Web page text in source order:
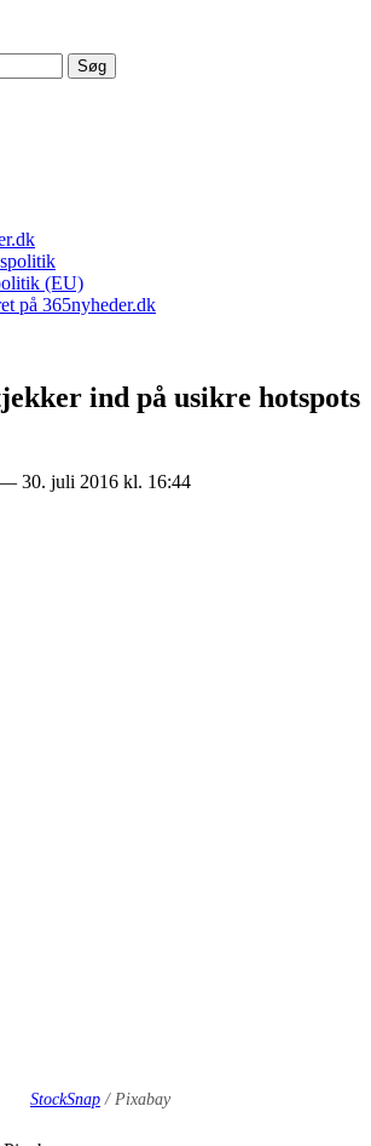
Søg
(EU)
på 365nyheder.dk
ind på usikre hotspots
30. juli 2016 kl. 16:44
StockSnap / Pixabay